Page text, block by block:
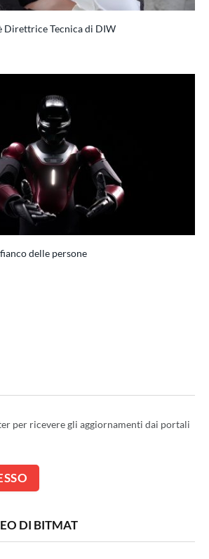
Direttrice Tecnica di DIW
delle persone
per ricevere gli aggiornamenti dai portali
DI BITMAT